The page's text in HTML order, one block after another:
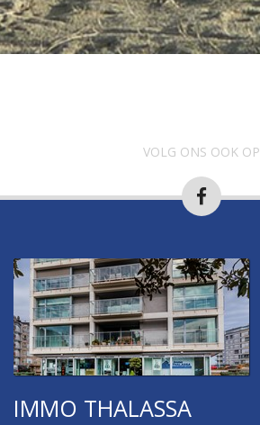
VOLG ONS OOK OP
IMMO THALASSA